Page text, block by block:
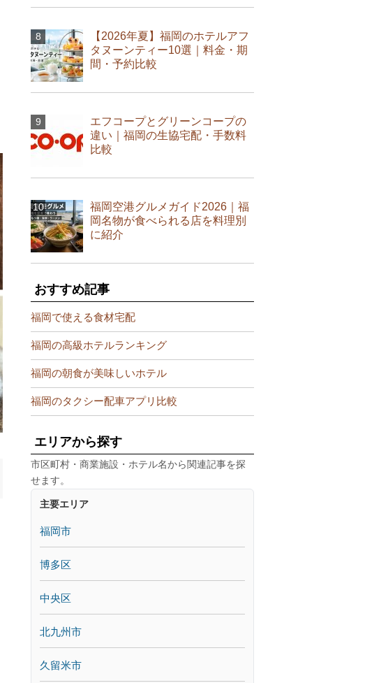
【2026年夏】福岡のホテルアフ
タヌーンティー10選｜料金・期
間・予約比較
エフコープとグリーンコープの
違い｜福岡の生協宅配・手数料
比較
福岡空港グルメガイド2026｜福
岡名物が食べられる店を料理別
に紹介
おすすめ記事
福岡で使える食材宅配
福岡の高級ホテルランキング
福岡の朝食が美味しいホテル
福岡のタクシー配車アプリ比較
エリアから探す
市区町村・商業施設・ホテル名から関連記事を探
せます。
主要エリア
福岡市
博多区
中央区
北九州市
久留米市